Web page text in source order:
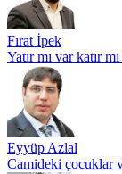
Fırat İpek
Yatır mı var katır
Eyyüp Azlal
Camideki çocuklar